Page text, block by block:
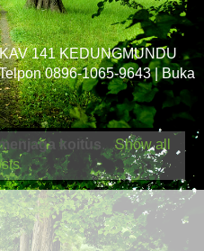
141 KEDUNGMUNDU
0896-1065-9643 | Buka
koitus
Show all